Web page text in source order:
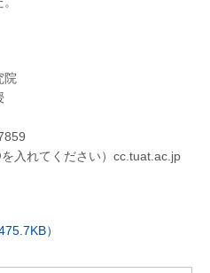
院
れてください）cc.tuat.ac.jp
）